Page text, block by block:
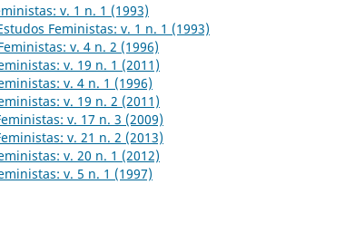
v. 1 n. 1 (1993)
Feministas: v. 1 n. 1 (1993)
v. 4 n. 2 (1996)
v. 19 n. 1 (2011)
v. 4 n. 1 (1996)
v. 19 n. 2 (2011)
v. 17 n. 3 (2009)
v. 21 n. 2 (2013)
v. 20 n. 1 (2012)
v. 5 n. 1 (1997)